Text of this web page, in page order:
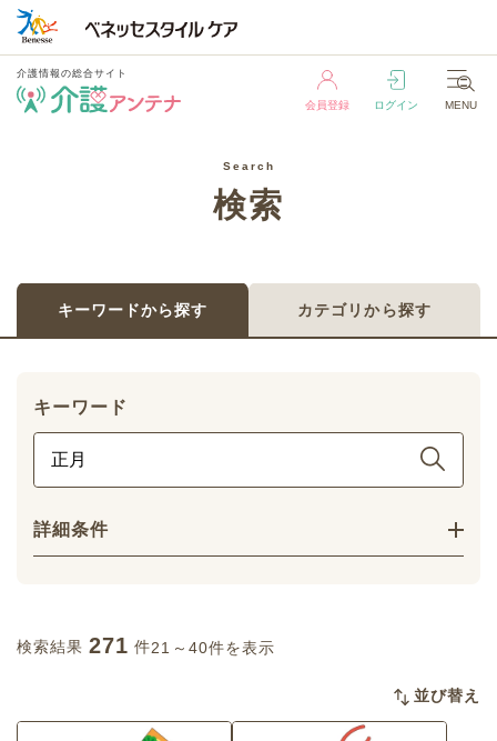
介護情報の総合サイト
会員登録 ログイン MENU
Search
検索
キーワードから探す カテゴリから探す
キーワード
詳細条件
検索結果 271 件21～40件を表示
並び替え